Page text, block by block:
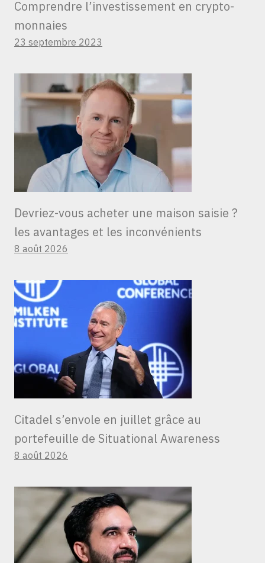
Comprendre l’investissement en crypto-
monnaies
23 septembre 2023
Devriez-vous acheter une maison saisie ?
les avantages et les inconvénients
8 août 2026
Citadel s’envole en juillet grâce au
portefeuille de Situational Awareness
8 août 2026